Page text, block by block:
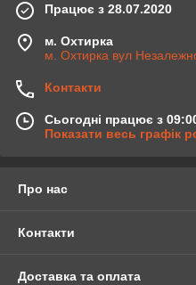
Працює з 28.07.2020
м. Охтирка
м. Охтирка вул
Контакти
Сьогодні працює з
Показати весь графік
Про нас
Контакти
Доставка та оплата